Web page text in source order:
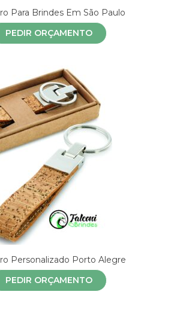
Para Brindes Em São Paulo
PEDIR ORÇAMENTO
Personalizado Porto Alegre
PEDIR ORÇAMENTO